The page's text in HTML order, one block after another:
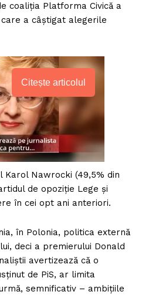
coaliția Platforma Civică a
a câștigat alegerile
Citește articolul
Karol Nawrocki (49,5% din
de opoziție Lege și
în cei opt ani anteriori.
în Polonia, politica externă
deci a premierului Donald
avertizează că o
de PiS, ar limita
semnificativ – ambițiile